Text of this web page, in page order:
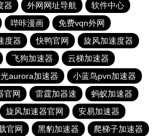
器 外网网址导航
软件中心
哔咔漫画
免费vqn外网
度器 快鸭官网
旋风加速度器
飞狗加速器
云梯加速器
aurora加速器
小蓝鸟pvn加速器
官网 雷霆加器速
蚂蚁加速器
旋风加速器官网
安易加速器
官网
黑豹加速器
爬梯子加速器